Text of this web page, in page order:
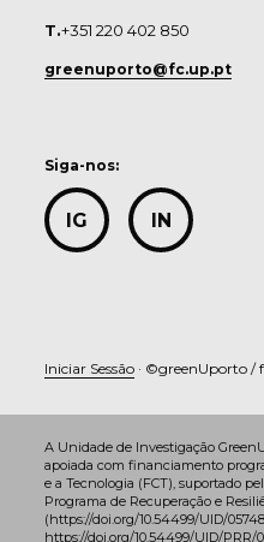
T.+351 220 402 850
greenuporto@fc.up.pt
Siga-nos:
IG IN
Iniciar Sessão · ©greenUporto /
A Unidade de Investigação
apoiada com financiamento
e a Tecnologia (FCT), suportado
Programa de Recuperação e
(https://doi.org/10.54499/UID/
https://doi.org/10.54499/UID/PRR/